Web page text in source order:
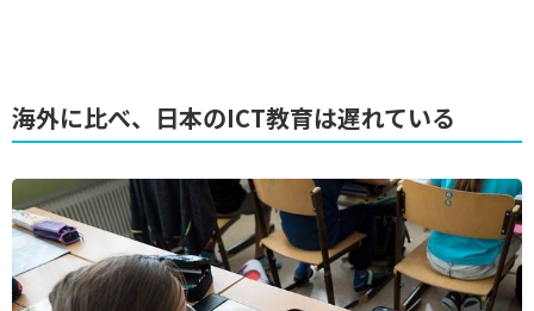
海外に比べ、日本のICT教育は遅れている